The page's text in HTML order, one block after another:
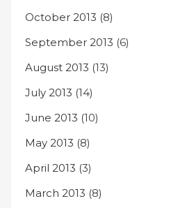
October 2013 (8)
September 2013 (6)
August 2013 (13)
July 2013 (14)
June 2013 (10)
May 2013 (8)
April 2013 (3)
March 2013 (8)